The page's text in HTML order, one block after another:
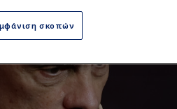
σκοπών